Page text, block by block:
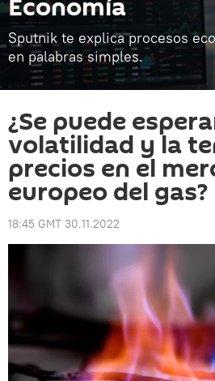
Economía
Sputnik te explica procesos
en palabras simples.
¿Se puede
volatilidad y la
precios en el
europeo del gas?
18:45 GMT 30.11.2022